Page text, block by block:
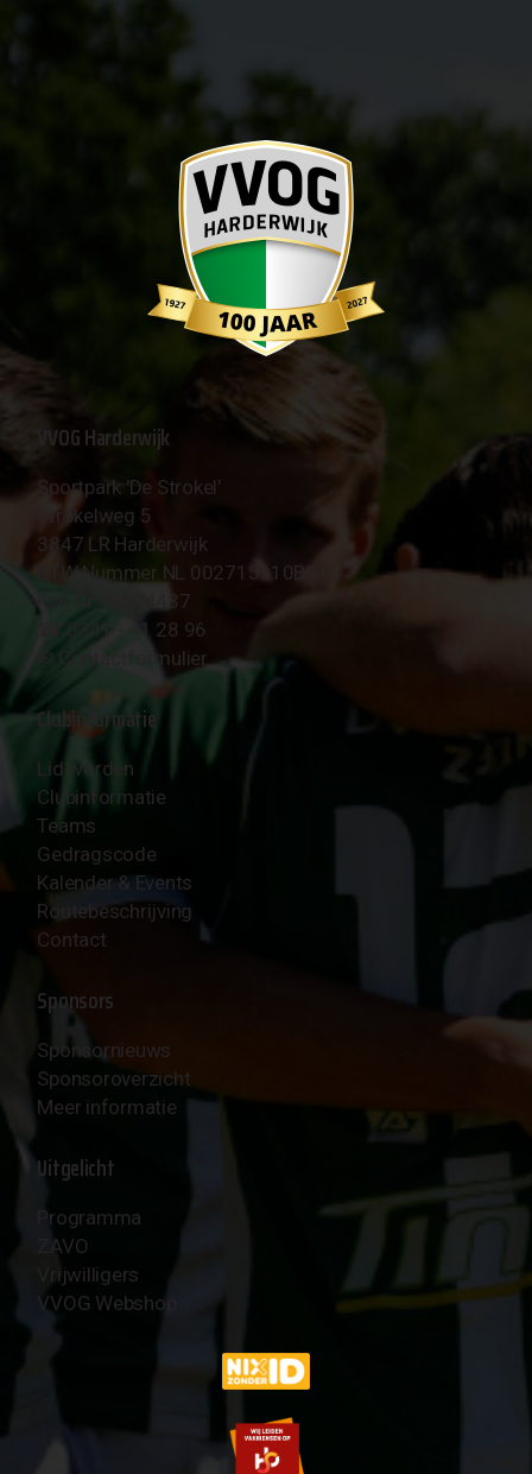
VVOG Harderwijk
Sportpark 'De Strokel'
Strokelweg 5
3847 LR Harderwijk
BTW Nummer NL 002715910B01
KvK Nr 40094437
☎︎ 0341 - 41 28 96
✉︎ Contactformulier
Clubinformatie
Lid worden
Clubinformatie
Teams
Gedragscode
Kalender & Events
Routebeschrijving
Contact
Sponsors
Sponsornieuws
Sponsoroverzicht
Meer informatie
Uitgelicht
Programma
ZAVO
Vrijwilligers
VVOG Webshop